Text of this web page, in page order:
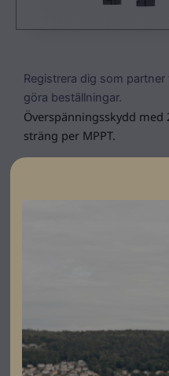
Registrera dig som
göra beställningar.
Överspänningsskydd med
sträng per MPPT.
Bredd